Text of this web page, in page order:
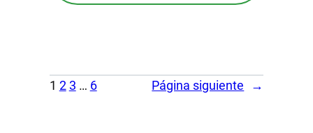
1 2 3 … 6 Página siguiente →